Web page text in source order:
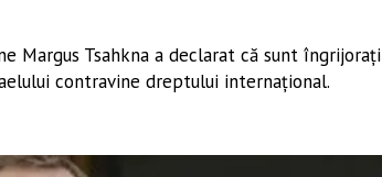
Margus Tsahkna a declarat că sunt îngrijorați
contravine dreptului internațional.